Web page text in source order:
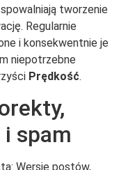
tworzenie
Regularnie
i konsekwentnie je
niepotrzebne
Prędkość.
spam
Wersje postów,